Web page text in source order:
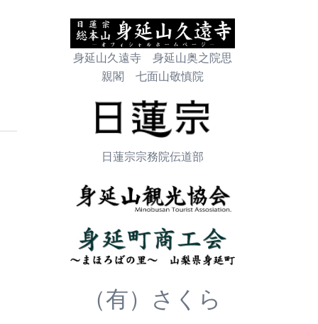
身延山久遠寺 身延山奥之院思
親閣 七面山敬慎院
日蓮宗宗務院伝道部
（有）さくら